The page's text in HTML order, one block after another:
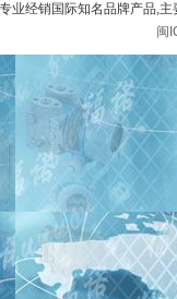
业经销国际知名品牌产品,
闽